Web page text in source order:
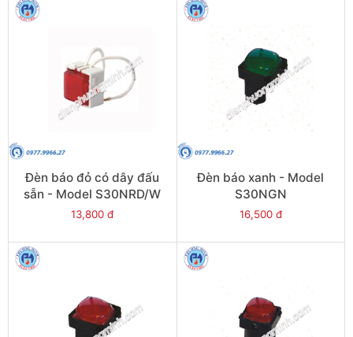
Đèn báo đỏ có dây đấu
sẵn - Model S30NRD/W
13,800 đ
Đèn báo xanh - Model
S30NGN
16,500 đ